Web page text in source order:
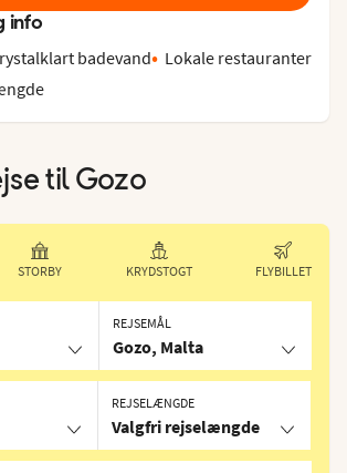
info
badevand
Lokale restauranter
til Gozo
STORBY KRYDSTOGT FLYBILLET
REJSEMÅL
Gozo, Malta
REJSELÆNGDE
Valgfri rejselængde